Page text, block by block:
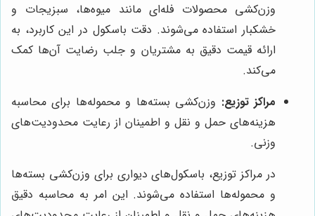
وزن‌کشی محصولات فله‌ای مانند میوه‌ها، سبزیجات و
خشکبار استفاده می‌شوند. دقت باسکول در این کاربرد، به
ارائه قیمت دقیق به مشتریان و جلب رضایت آن‌ها کمک
می‌کند.
مراکز توزیع: وزن‌کشی بسته‌ها و محموله‌ها برای محاسبه
هزینه‌های حمل و نقل و اطمینان از رعایت محدودیت‌های
وزنی.
در مراکز توزیع، باسکول‌های دیواری برای وزن‌کشی بسته‌ها
و محموله‌ها استفاده می‌شوند. این امر به محاسبه دقیق